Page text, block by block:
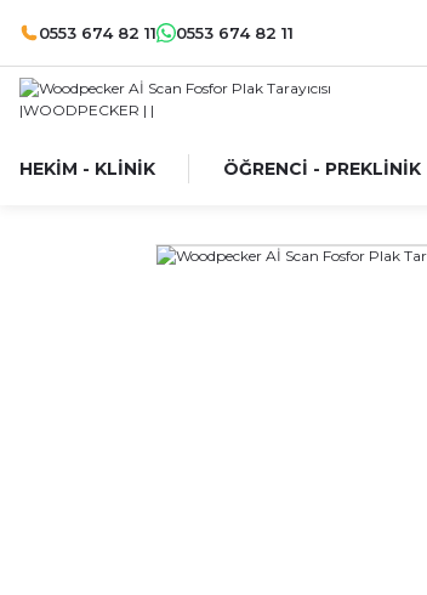
0553 674 82 11 0553 674 82 11
HEKİM - KLİNİK ÖĞRENCİ - PREKLİNİK